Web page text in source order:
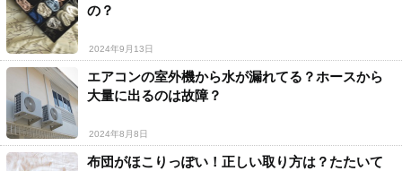
の？
2024年9月13日
エアコンの室外機から水が漏れてる？ホースから
大量に出るのは故障？
2024年8月8日
布団がほこりっぽい！正しい取り方は？たたいて